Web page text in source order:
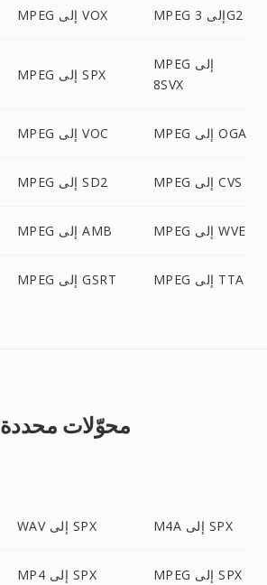
MPEG إلى VOX MPEG إلى 3G2
MPEG إلى SPX
MPEG إلى
8SVX
MPEG إلى VOC MPEG إلى OGA
MPEG إلى SD2 MPEG إلى CVS
MPEG إلى AMB MPEG إلى WVE
MPEG إلى GSRT MPEG إلى TTA
محوّلات محددة
WAV إلى SPX M4A إلى SPX
MP4 إلى SPX MPEG إلى SPX